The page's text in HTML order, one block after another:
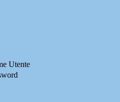
Utente